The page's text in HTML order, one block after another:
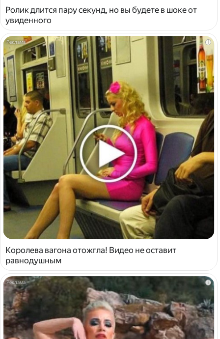
Ролик длится пару секунд, но вы будете в шоке от
увиденного
i
Королева вагона отожгла! Видео не оставит
равнодушным
i